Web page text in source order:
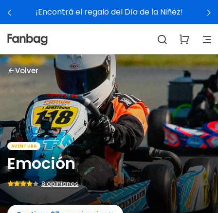
Ver experiencias
Volver
AVENTURA
Emoción
8 opiniones